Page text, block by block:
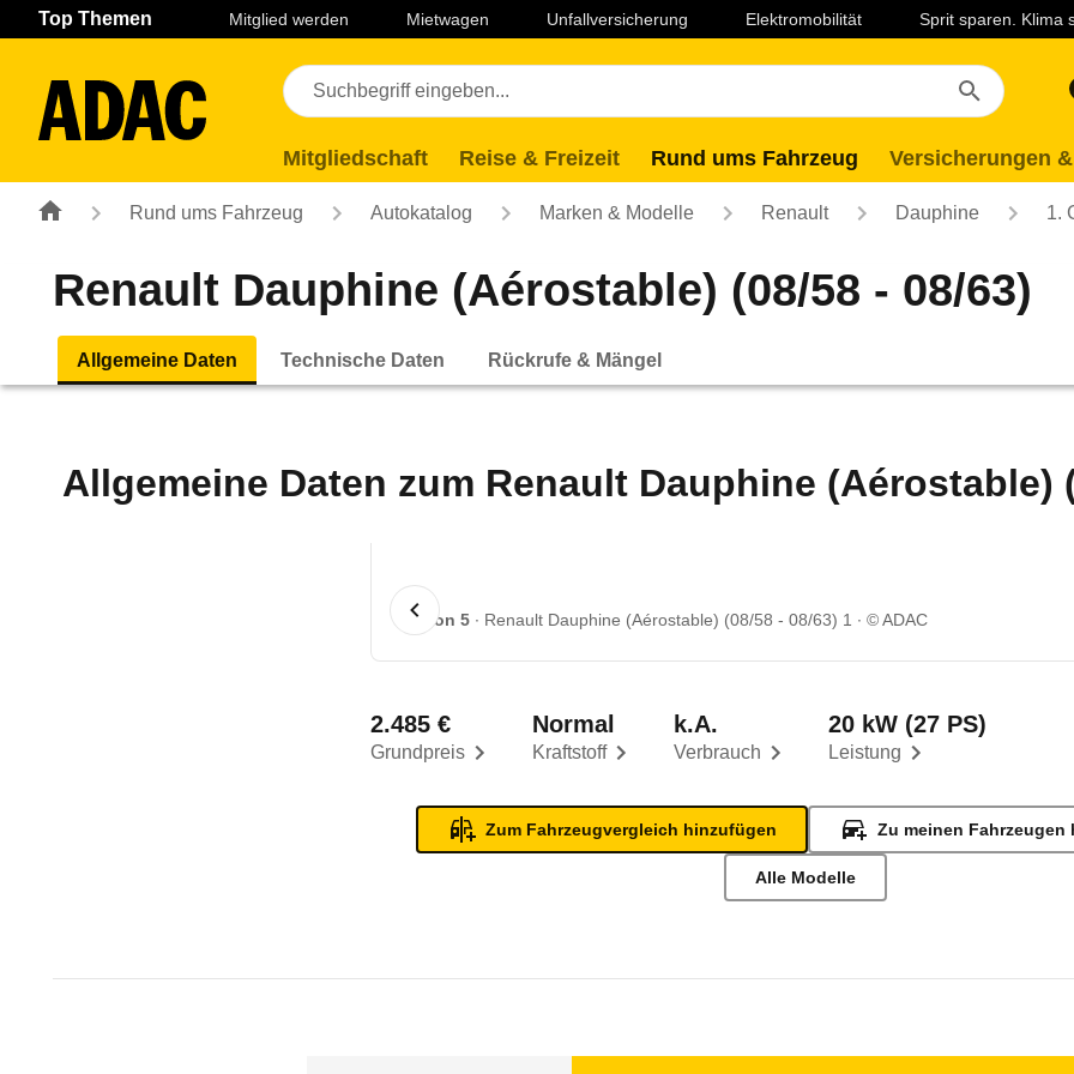
Navigation Seiteninhalt Fußzeile
Top Themen Mitglied werden Mietwagen Unfallversicherung Elektromobilität Sprit sparen. Klima
Mitgliedschaft Reise & Freizeit Rund ums Fahrzeug Versicherungen
Rund ums Fahrzeug Autokatalog Marken & Modelle Renault Dauphine 1.
Renault Dauphine (Aérostable) (08/58 - 08/63)
Allgemeine Daten Technische Daten Rückrufe & Mängel
Allgemeine Daten zum Renault Dauphine (Aérostable)
1 von 5 Renault Dauphine (Aérostable) (08/58 - 08/63) 1 © ADAC
Grundpreis
2.485 €
Kraftstoff
Normal
Verbrauch
k.A.
Leistung
20 kW (27 PS)
Zum Fahrzeugvergleich hinzufügen Zu meinen Fahrzeugen
Alle Modelle